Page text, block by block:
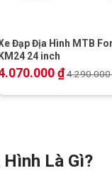
Đạp Địa Hình MTB
KM24 24 inch
₫4.290.000
Là Gì?